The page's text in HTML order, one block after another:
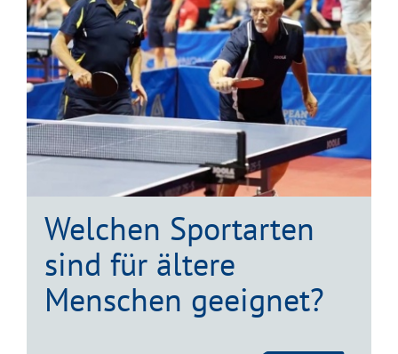
Welchen Sportarten
sind für ältere
Menschen geeignet?